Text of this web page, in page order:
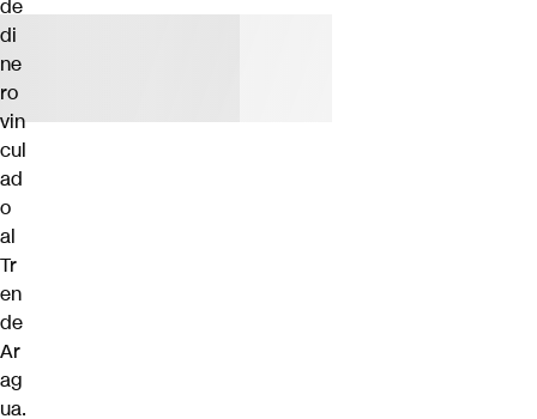
de
di
ne
ro
vin
cul
ad
o
al
Tr
en
de
Ar
ag
ua.